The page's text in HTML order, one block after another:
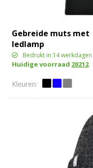
Gebreide muts met
ledlamp
Bedrukt in 14 werkdagen
Huidige voorraad 20212